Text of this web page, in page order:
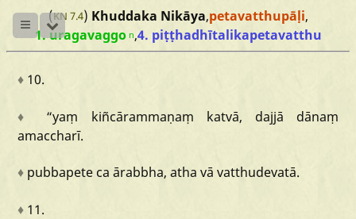
(KN 7.4) Khuddaka Nikāya,petavatthupāḷi,
1. uragavaggon,4. piṭṭhadhītalikapetavatthu
♦ 10.
♦ “yaṃ kiñcārammaṇaṃ katvā, dajjā
dānaṃ
amaccharī.
♦ pubbapete ca ārabbha, atha vā vatthudevatā.
♦ 11.